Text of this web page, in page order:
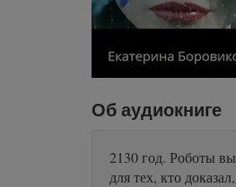
Об аудиокниге
2130 год. Роботы
для тех, кто